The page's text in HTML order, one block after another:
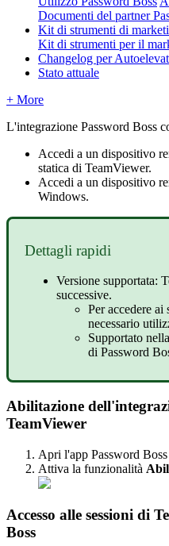
Documenti del partner
Kit di strumenti di
Kit di strumenti per il
Changelog per
Stato attuale
+ More
L'integrazione Password Boss
Accedi a un dispositivo
statica di TeamViewer.
Accedi a un dispositivo
Windows.
Dettagli rapidi
Versione supportata:
successive.
Per accedere ai
necessario
Supportato nella
di Password
Abilitazione dell'
TeamViewer
Apri l'app Password Boss
Attiva la funzionalità
Accesso alle sessioni di
Boss